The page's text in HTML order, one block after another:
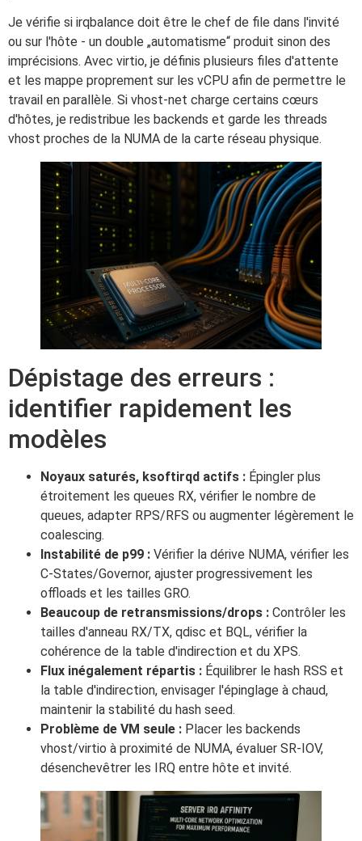
Je vérifie si irqbalance doit être le chef de file dans l'invité
ou sur l'hôte - un double „automatisme“ produit sinon des
imprécisions. Avec virtio, je définis plusieurs files d'attente
et les mappe proprement sur les vCPU afin de permettre le
travail en parallèle. Si vhost-net charge certains cœurs
d'hôtes, je redistribue les backends et garde les threads
vhost proches de la NUMA de la carte réseau physique.
Dépistage des erreurs :
identifier rapidement les
modèles
Noyaux saturés, ksoftirqd actifs : Épingler plus
étroitement les queues RX, vérifier le nombre de
queues, adapter RPS/RFS ou augmenter légèrement le
coalescing.
Instabilité de p99 : Vérifier la dérive NUMA, vérifier les
C-States/Governor, ajuster progressivement les
offloads et les tailles GRO.
Beaucoup de retransmissions/drops : Contrôler les
tailles d'anneau RX/TX, qdisc et BQL, vérifier la
cohérence de la table d'indirection et du XPS.
Flux inégalement répartis : Équilibrer le hash RSS et
la table d'indirection, envisager l'épinglage à chaud,
maintenir la stabilité du hash seed.
Problème de VM seule : Placer les backends
vhost/virtio à proximité de NUMA, évaluer SR-IOV,
désenchevêtrer les IRQ entre hôte et invité.